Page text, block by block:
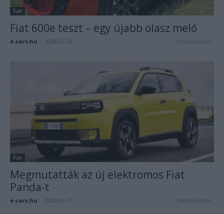
Fiat
Fiat 600e teszt – egy újabb olasz meló
e-cars.hu 2024-07-23 2 hozzászólás
Fiat
Megmutatták az új elektromos Fiat
Panda-t
e-cars.hu 2024-06-17 7 hozzászólás